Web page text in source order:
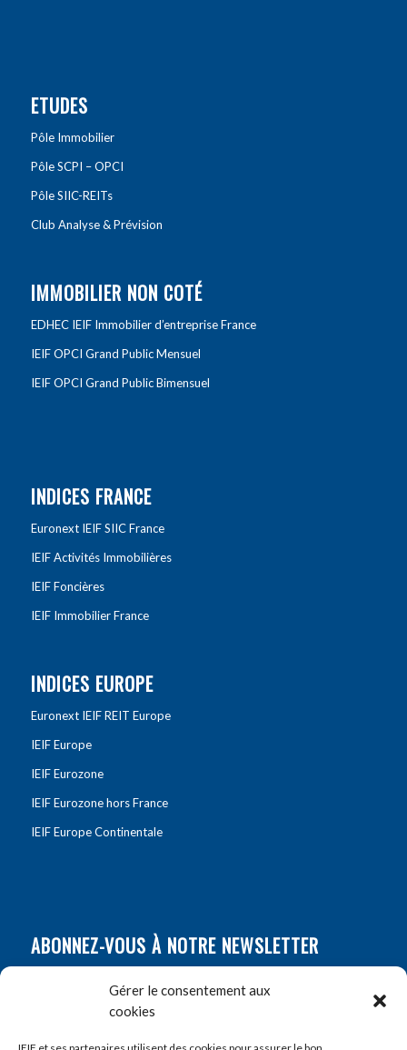
Gérer le consentement aux
cookies
ETUDES
Pôle Immobilier
Pôle SCPI – OPCI
Pôle SIIC-REITs
Club Analyse & Prévision
IMMOBILIER NON COTÉ
EDHEC IEIF Immobilier d’entreprise France
IEIF OPCI Grand Public Mensuel
IEIF OPCI Grand Public Bimensuel
INDICES FRANCE
Euronext IEIF SIIC France
IEIF Activités Immobilières
IEIF Foncières
IEIF Immobilier France
INDICES EUROPE
Euronext IEIF REIT Europe
IEIF Europe
IEIF Eurozone
IEIF Eurozone hors France
IEIF Europe Continentale
ABONNEZ-VOUS À NOTRE NEWSLETTER
Prénom*